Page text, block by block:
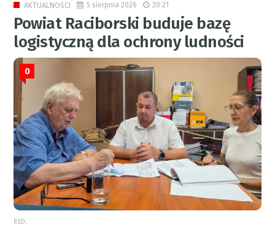
AKTUALNOŚCI 5 sierpnia 2026 20:21
Powiat Raciborski buduje bazę
logistyczną dla ochrony ludności
0
RED.